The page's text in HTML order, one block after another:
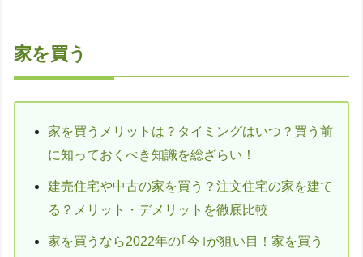
家を買う
家を買うメリットは？タイミングはいつ？買う前
に知っておくべき知識を総ざらい！
建売住宅や中古の家を買う？注文住宅の家を建て
る？メリット・デメリットを徹底比較
家を買うなら2022年の｢今｣が狙い目！家を買う